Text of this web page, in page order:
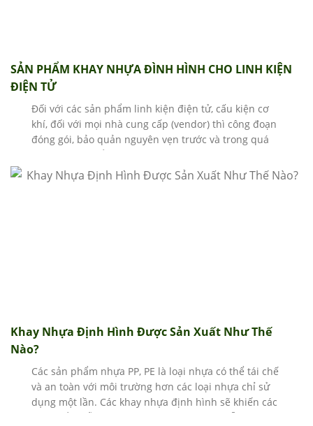
SẢN PHẨM KHAY NHỰA ĐÌNH HÌNH CHO LINH KIỆN
ĐIỆN TỬ
Đối với các sản phẩm linh kiện điện tử, cấu kiện cơ
khí, đối với mọi nhà cung cấp (vendor) thì công đoạn
đóng gói, bảo quản nguyên vẹn trước và trong quá
trình vận chuyển hết sức quan trọng, đòi hỏi các tiêu
chí rất cao để chống lại các tác nhân như va đập, độ
ẩm, duy trì môi trường đóng gói sạch, …
Khay Nhựa Định Hình Được Sản Xuất Như Thế
Nào?
Các sản phẩm nhựa PP, PE là loại nhựa có thể tái chế
và an toàn với môi trường hơn các loại nhựa chỉ sử
dụng một lần. Các khay nhựa định hình sẽ khiến các
sản phẩm dễ dàng đóng gói hơn vì đã có sẵn khuôn